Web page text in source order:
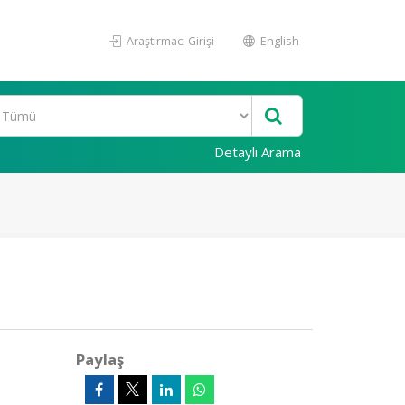
Araştırmacı Girişi English
Detaylı Arama
Paylaş